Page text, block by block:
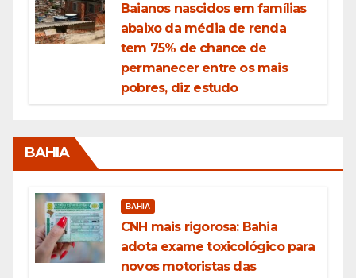
Baianos nascidos em famílias
abaixo da média de renda
tem 75% de chance de
permanecer entre os mais
pobres, diz estudo
BAHIA
BAHIA
CNH mais rigorosa: Bahia
adota exame toxicológico para
novos motoristas das